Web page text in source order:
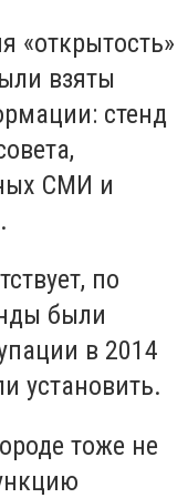
«открытость»
взяты
стенд
СМИ и
по
были
в 2014
установить.
тоже не